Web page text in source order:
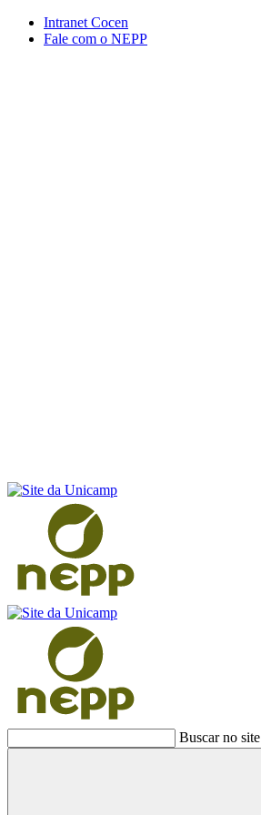
Conteúdo principal Menu principal
Intranet Cocen
Fale com o NEPP
Buscar no site